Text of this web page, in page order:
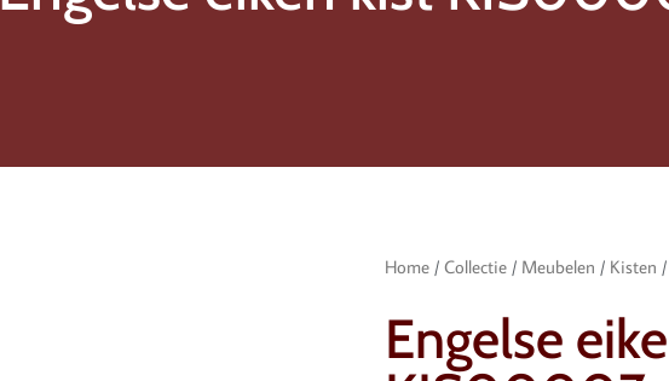
Home / Collectie / Meubelen / Kisten
Engelse